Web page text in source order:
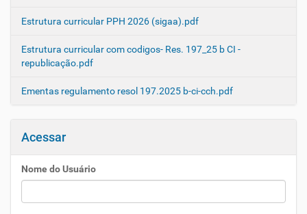
Estrutura curricular PPH 2026 (sigaa).pdf
Estrutura curricular com codigos- Res. 197_25 b CI -
republicação.pdf
Ementas regulamento resol 197.2025 b-ci-cch.pdf
Acessar
Nome do Usuário